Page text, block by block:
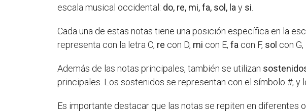
escala musical occidental: do, re, mi, fa, sol, la y si
Cada una de estas notas tiene una posición específica en la
representa con la letra C, re con D, mi con E,fa con F, sol con G,
Además de las notas principales, también se utilizan
principales. Los sostenidos se representan con el símbolo #, y
Es importante destacar que las notas se repiten en diferentes